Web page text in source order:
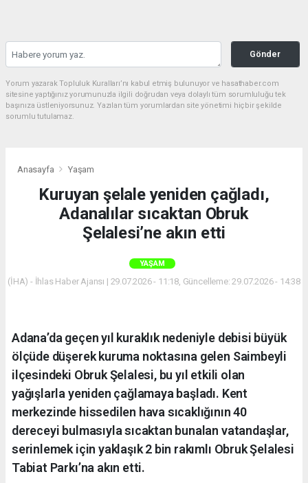
Gönder
Yorum yazarak Topluluk Kuralları’nı kabul etmiş bulunuyor ve hasathaber.com
sitesine yaptığınız yorumunuzla ilgili doğrudan veya dolaylı tüm sorumluluğu tek
başınıza üstleniyorsunuz. Yazılan tüm yorumlardan site yönetimi hiçbir şekilde
sorumlu tutulamaz.
Anasayfa Yaşam
Kuruyan şelale yeniden çağladı,
Adanalılar sıcaktan Obruk
Şelalesi’ne akın etti
YAŞAM
(İHA) - İhlas Haber Ajansı | 29.07.2026 - 11:18, Güncelleme: 29.07.2026 - 14:38
Adana’da geçen yıl kuraklık nedeniyle debisi büyük
ölçüde düşerek kuruma noktasına gelen Saimbeyli
ilçesindeki Obruk Şelalesi, bu yıl etkili olan
yağışlarla yeniden çağlamaya başladı. Kent
merkezinde hissedilen hava sıcaklığının 40
dereceyi bulmasıyla sıcaktan bunalan vatandaşlar,
serinlemek için yaklaşık 2 bin rakımlı Obruk Şelalesi
Tabiat Parkı’na akın etti.